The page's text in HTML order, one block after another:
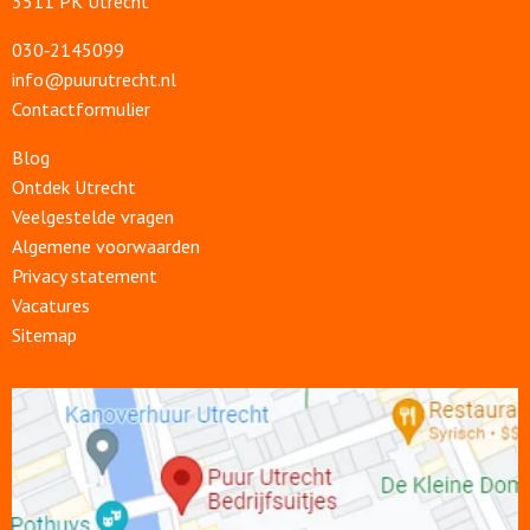
030‑2145099
info@puurutrecht.nl
Contactformulier
Blog
Ontdek Utrecht
Veelgestelde vragen
Algemene voorwaarden
Privacy statement
Vacatures
Sitemap
link